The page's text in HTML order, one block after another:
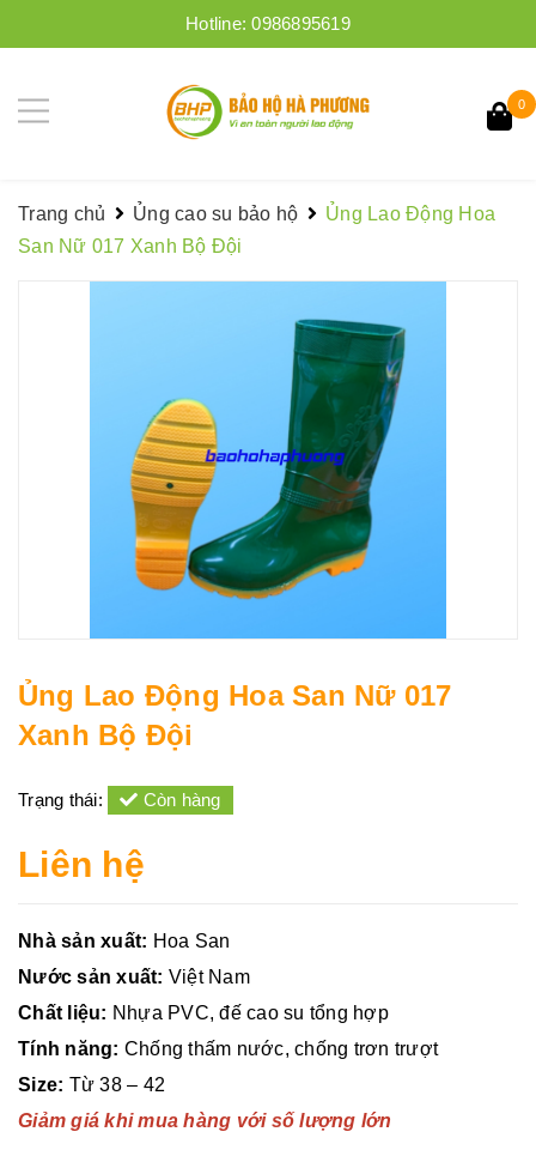
Hotline:0986895619
0
Trang chủ Ủng cao su bảo hộ
Ủng Lao Động Hoa
San Nữ 017 Xanh Bộ Đội
Ủng Lao Động Hoa San Nữ 017
Xanh Bộ Đội
Trạng thái: Còn hàng
Liên hệ
Nhà sản xuất: Hoa San
Nước sản xuất: Việt Nam
Chất liệu: Nhựa PVC, đế cao su tổng hợp
Tính năng: Chống thấm nước, chống trơn trượt
Size: Từ 38 – 42
Giảm giá khi mua hàng với số lượng lớn